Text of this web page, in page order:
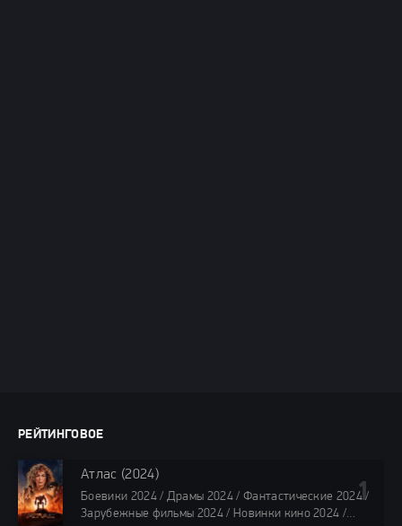
РЕЙТИНГОВОЕ
Атлас (2024)
Боевики 2024 / Драмы 2024 / Фантастические 2024 /
Зарубежные фильмы 2024 / Новинки кино 2024 /